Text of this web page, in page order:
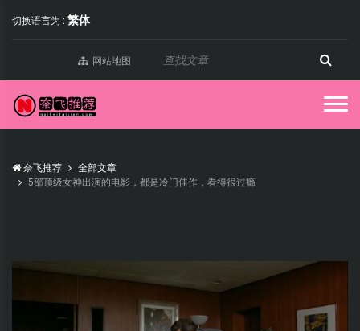
切换语言为 : 繁体
网站地图
奈飞推荐
全部文章
5部顶级女神出演的电影，都是冷门佳作，看得很过瘾